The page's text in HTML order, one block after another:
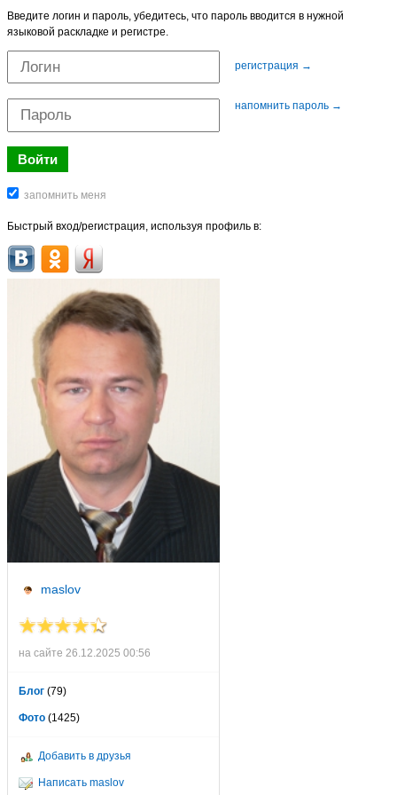
Введите логин и пароль, убедитесь, что пароль вводится в нужной
языковой раскладке и регистре.
регистрация →
напомнить пароль →
Быстрый вход/регистрация, используя профиль в:
maslov
на сайте 26.12.2025 00:56
Блог (79)
Фото (1425)
Добавить в друзья
Написать maslov